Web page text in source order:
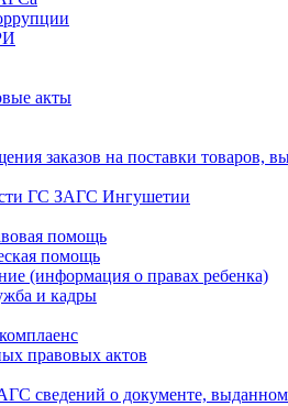
акты
заказов на поставки товаров,
ГС ЗАГС Ингушетии
помощь
помощь
(информация о правах ребенка)
и кадры
правовых актов
сведений о документе, выданном